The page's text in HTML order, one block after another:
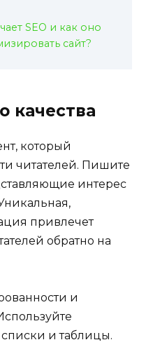
SEO и как оно
сайт?
качества
который
читателей. Пишите
интерес
привлечет
обратно на
и
списки и таблицы.